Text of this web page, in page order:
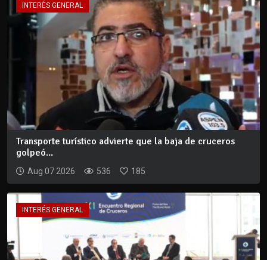
INTERÉS GENERAL
Transporte turístico advierte que la baja de cruceros
golpeó...
Aug 07 2026 536 185
INTERÉS GENERAL